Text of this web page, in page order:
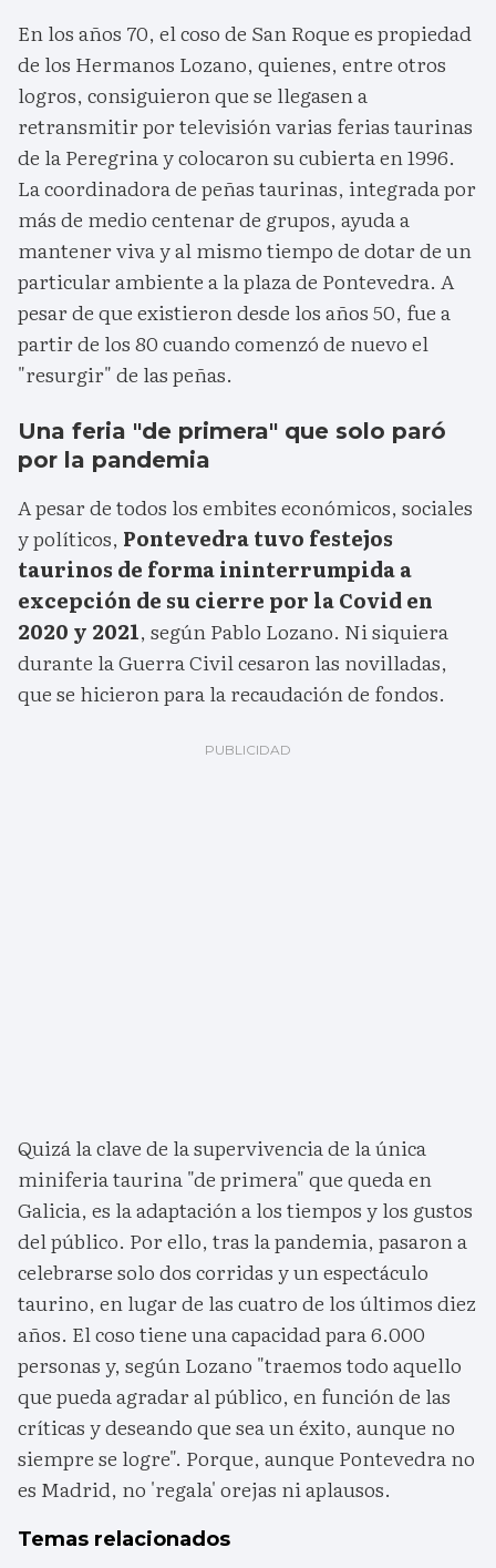
En los años 70, el coso de San Roque es propiedad
de los Hermanos Lozano, quienes, entre otros
logros, consiguieron que se llegasen a
retransmitir por televisión varias ferias taurinas
de la Peregrina y colocaron su cubierta en 1996.
La coordinadora de peñas taurinas, integrada por
más de medio centenar de grupos, ayuda a
mantener viva y al mismo tiempo de dotar de un
particular ambiente a la plaza de Pontevedra. A
pesar de que existieron desde los años 50, fue a
partir de los 80 cuando comenzó de nuevo el
"resurgir" de las peñas.
Una feria "de primera" que solo paró
por la pandemia
A pesar de todos los embites económicos, sociales
y políticos, Pontevedra tuvo festejos
taurinos de forma ininterrumpida a
excepción de su cierre por la Covid en
2020 y 2021, según Pablo Lozano. Ni siquiera
durante la Guerra Civil cesaron las novilladas,
que se hicieron para la recaudación de fondos.
Quizá la clave de la supervivencia de la única
miniferia taurina "de primera" que queda en
Galicia, es la adaptación a los tiempos y los gustos
del público. Por ello, tras la pandemia, pasaron a
celebrarse solo dos corridas y un espectáculo
taurino, en lugar de las cuatro de los últimos diez
años. El coso tiene una capacidad para 6.000
personas y, según Lozano "traemos todo aquello
que pueda agradar al público, en función de las
críticas y deseando que sea un éxito, aunque no
siempre se logre". Porque, aunque Pontevedra no
es Madrid, no 'regala' orejas ni aplausos.
Temas relacionados